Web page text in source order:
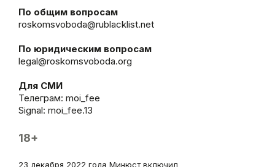
По общим вопросам
roskomsvoboda@rublacklist.net
По юридическим вопросам
legal@roskomsvoboda.org
Для СМИ
Телеграм: moi_fee
Signal: moi_fee.13
18+
23 декабря 2022 года Минюст включил